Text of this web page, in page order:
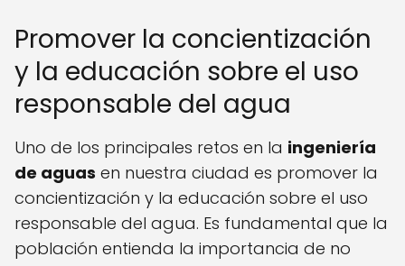
Promover la concientización
y la educación sobre el uso
responsable del agua
Uno de los principales retos en la ingeniería
de aguas en nuestra ciudad es promover la
concientización y la educación sobre el uso
responsable del agua. Es fundamental que la
población entienda la importancia de no